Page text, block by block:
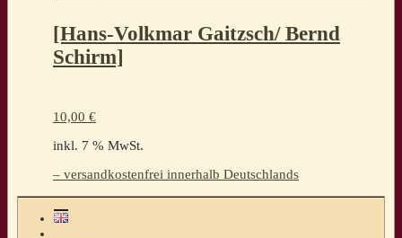
[Hans-Volkmar Gaitzsch/ Bernd
Schirm]
10,00 €
inkl. 7 % MwSt.
– versandkostenfrei innerhalb Deutschlands